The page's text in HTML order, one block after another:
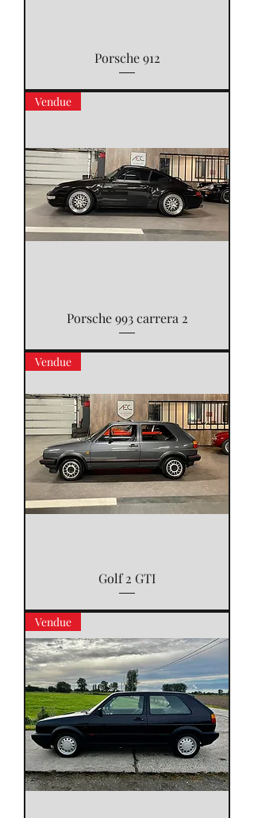
Porsche 912
Vendue
Porsche 993 carrera 2
Vendue
Golf 2 GTI
Vendue